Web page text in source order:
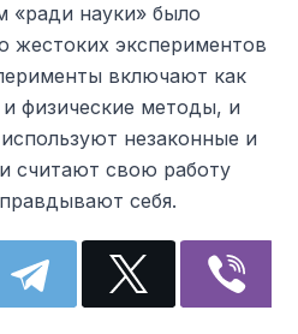
«ради науки» было
жестоких экспериментов
включают как
и физические методы, и
незаконные и
считают свою работу
себя.